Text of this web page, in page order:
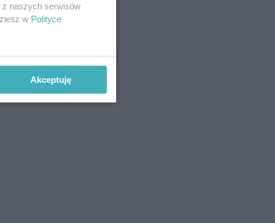
z naszych serwisów
w Polityce
Akceptuję